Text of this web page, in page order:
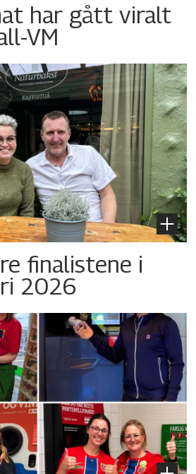
har gått viralt
VM
finalistene i
2026